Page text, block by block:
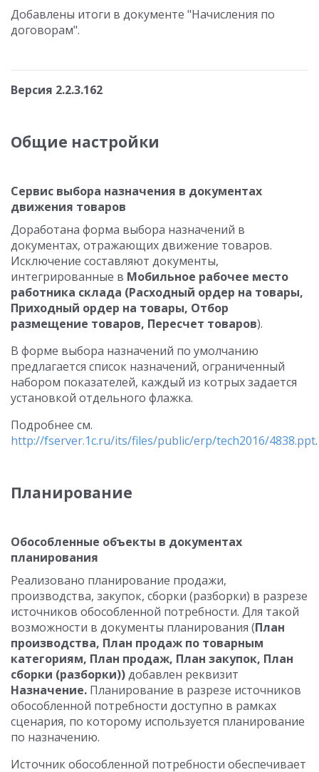
Добавлены итоги в документе "Начисления по
договорам".
Версия 2.2.3.162
Общие настройки
Сервис выбора назначения в документах
движения товаров
Доработана форма выбора назначений в
документах, отражающих движение товаров.
Исключение составляют документы,
интегрированные в Мобильное рабочее место
работника склада (Расходный ордер на товары,
Приходный ордер на товары, Отбор
размещение товаров, Пересчет товаров).
В форме выбора назначений по умолчанию
предлагается список назначений, ограниченный
набором показателей, каждый из котрых задается
установкой отдельного флажка.
Подробнее см.
http://fserver.1c.ru/its/files/public/erp/tech2016/4838.ppt.
Планирование
Обособленные объекты в документах
планирования
Реализовано планирование продажи,
производства, закупок, сборки (разборки) в разрезе
источников обособленной потребности. Для такой
возможности в документы планирования (План
производства, План продаж по товарным
категориям, План продаж, План закупок, План
сборки (разборки))добавлен реквизит
Назначение. Планирование в разрезе источников
обособленной потребности доступно в рамках
сценария, по которому используется планирование
по назначению.
Источник обособленной потребности обеспечивает